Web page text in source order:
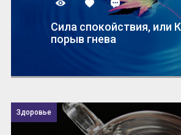
Сила спокойствия, или
порыв гнева
Здоровье